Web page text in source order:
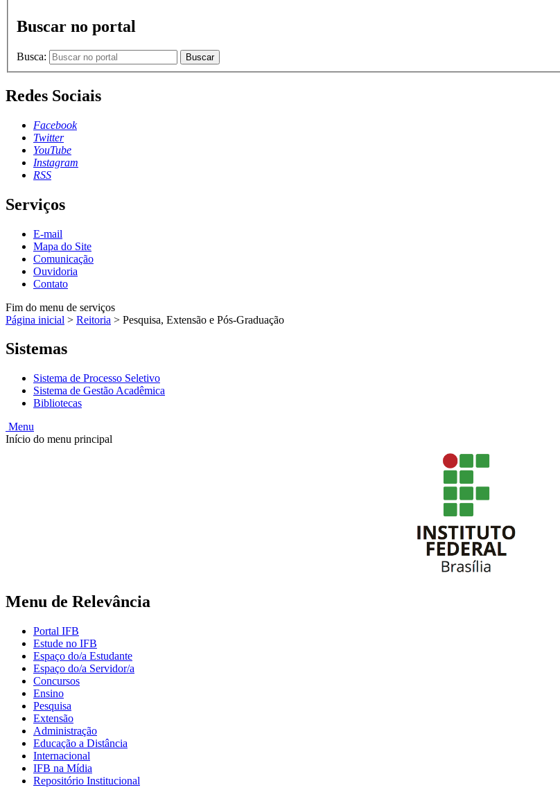
Buscar no portal
Busca: Buscar
Redes Sociais
Facebook
Twitter
YouTube
Instagram
RSS
Serviços
E-mail
Mapa do Site
Comunicação
Ouvidoria
Contato
Fim do menu de serviços
Página inicial > Reitoria > Pesquisa, Extensão e Pós-Graduação
Sistemas
Sistema de Processo Seletivo
Sistema de Gestão Acadêmica
Bibliotecas
Menu
Início do menu principal
Menu de Relevância
Portal IFB
Estude no IFB
Espaço do/a Estudante
Espaço do/a Servidor/a
Concursos
Ensino
Pesquisa
Extensão
Administração
Educação a Distância
Internacional
IFB na Mídia
Repositório Institucional